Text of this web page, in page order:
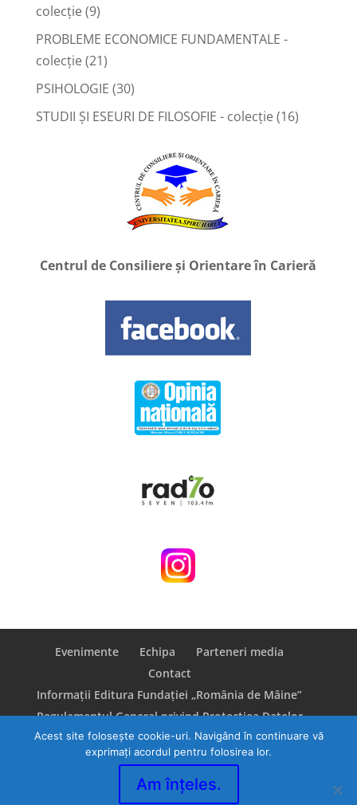
colecție(9)
PROBLEME ECONOMICE FUNDAMENTALE -
colecție(21)
PSIHOLOGIE (30)
STUDII ȘI ESEURI DE FILOSOFIE - colecție(16)
Centrul de Consiliere și Orientare în Carieră
Evenimente Echipa
Parteneri media
Contact
Informații Editura Fundației „România de Mâine”
Regulamentul General privind Protecţiea Datelor
(GDPR)
Acest site folosește cookie-uri. Navigând în continuare vă
exprimați acordul pentru folosirea lor.
Am înțeles.